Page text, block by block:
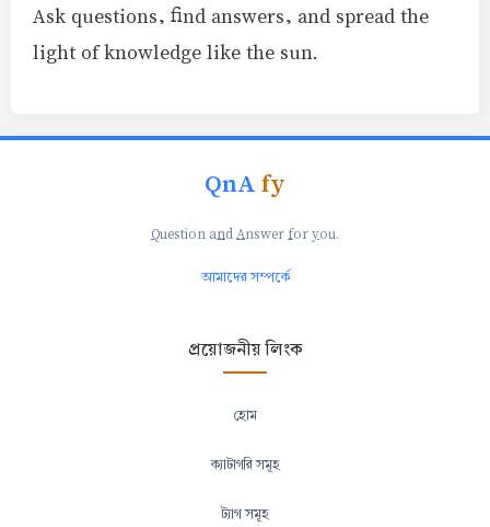
Ask questions, find answers, and spread the
light of knowledge like the sun.
QnAfy
Question andAnswer foryou.
আমাদের সম্পর্কে
প্রয়োজনীয় লিংক
হোম
ক্যাটাগরি সমূহ
ট্যাগ সমূহ